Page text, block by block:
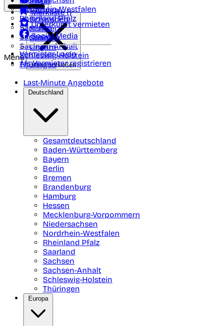
Nordrhein-Westfalen
Rheinland Pfalz
Saarland
Sachsen
Sachsen-Anhalt
Schleswig-Holstein
Thüringen
Portugal
Schweden
Schweiz
Spanien
Ungarn
Merkliste ()
Unterkunft vermieten
Social Media
Vermieter-Login
Als Vermieter registrieren
Menü
Menü schließen
Last-Minute Angebote
Deutschland
Gesamtdeutschland
Baden-Württemberg
Bayern
Berlin
Bremen
Brandenburg
Hamburg
Hessen
Mecklenburg-Vorpommern
Niedersachsen
Nordrhein-Westfalen
Rheinland Pfalz
Saarland
Sachsen
Sachsen-Anhalt
Schleswig-Holstein
Thüringen
Europa